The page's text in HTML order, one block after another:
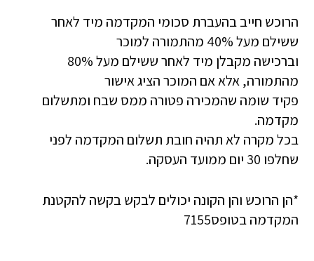
הרוכש חייב בהעברת סכומי המקדמה מיד לאחר
ששילם מעל 40% מהתמורה למוכר
וברכישה מקבלן מיד לאחר ששילם מעל 80%
מהתמורה, אלא אם המוכר הציג אישור
פקיד שומה שהמכירה פטורה ממס שבח ומתשלום
מקדמה.
בכל מקרה לא תהיה חובת תשלום המקדמה לפני
שחלפו 30 יום ממועד העסקה.
*הן הרוכש והן הקונה יכולים לבקש בקשה להקטנת
המקדמה בטופס7155